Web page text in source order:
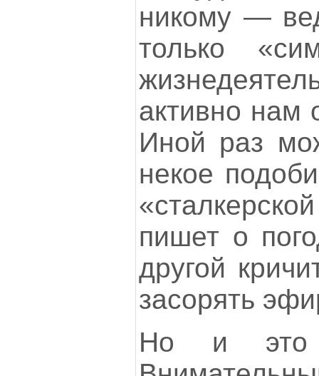
никому —
только
активно нам
Иной раз
некое
пишет о
другой
засорять
Но и